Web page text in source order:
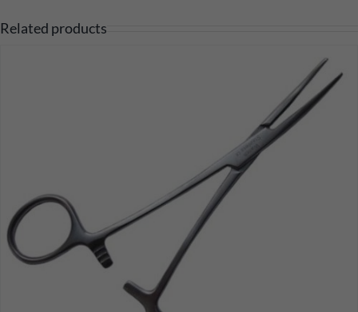
Related products